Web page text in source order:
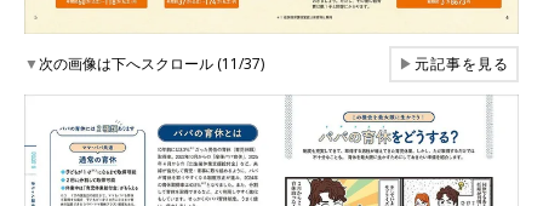
▼次の画像は下へスクロール (11/37) ▶元記事を見る